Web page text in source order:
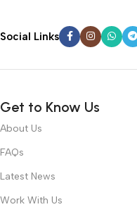
Social Links
Get to Know Us
About Us
FAQs
Latest News
Work With Us